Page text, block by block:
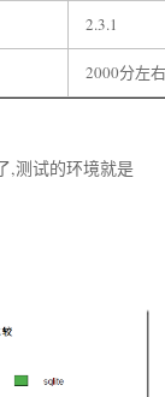
2.3.1
2000分左右
,测试的环境就是